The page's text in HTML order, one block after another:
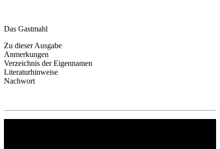
Das Gastmahl
Zu dieser Ausgabe
Anmerkungen
Verzeichnis der Eigennamen
Literaturhinweise
Nachwort